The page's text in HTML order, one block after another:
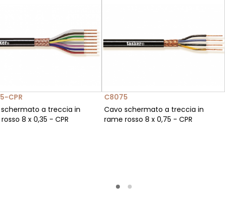
CPR
a treccia in
8 x 0,35 - CPR
C8075
Cavo schermato a treccia in
rame rosso 8 x 0,75 - CPR